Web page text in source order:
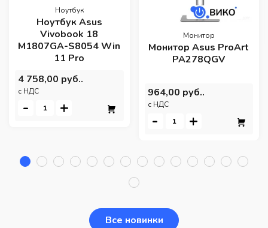
Ноутбук
Ноутбук Asus
Vivobook 18
M1807GA-S8054 Win
11 Pro
4 758,00 руб..
c НДС
- +
Монитор
Монитор Asus ProArt
PA278QGV
964,00 руб..
c НДС
- +
Все новинки